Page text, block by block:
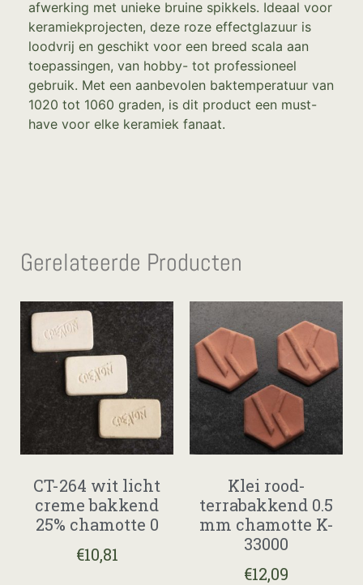
afwerking met unieke bruine spikkels. Ideaal voor
keramiekprojecten, deze roze effectglazuur is
loodvrij en geschikt voor een breed scala aan
toepassingen, van hobby- tot professioneel
gebruik. Met een aanbevolen baktemperatuur van
1020 tot 1060 graden, is dit product een must-
have voor elke keramiek fanaat.
Gerelateerde Producten
CT-264 wit licht
creme bakkend
25% chamotte 0
€10,81
Klei rood-
terrabakkend 0.5
mm chamotte K-
33000
€12,09